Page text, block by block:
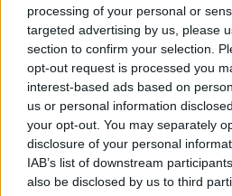
processing of your personal or
targeted advertising by us, please
section to confirm your selection.
opt-out request is processed you
interest-based ads based on
us or personal information
your opt-out. You may separately
disclosure of your personal
IAB’s list of downstream
also be disclosed by us to third
Δείτε και αυτά
Εύκολες ιδέες για αρχάριους:
αποχρώσεις στη διακόσμηση